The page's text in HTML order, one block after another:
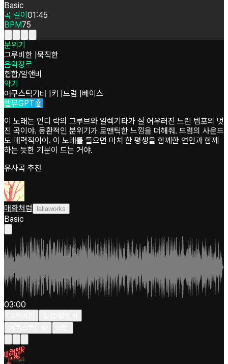
Basic
곡 길이 01:45
BPM75
분위기
그루비한 묵직한
음악장르
힙합/알앤비
악기
어쿠스틱기타 키 드럼
베이스
셀뮤GPT🤖
이 노래는 인디 락의 그루브와 일렉기타가 잘 어우러진 느린 템포의 멋
진 곡이야. 몽환적인 분위기가 로맨틱한 느낌을 더해줘. 드럼의 사운드
도 매력적이야. 이 노래를 들으면 마치 한 평생을 함께한 연인과 함께
하는 듯한 기분이 드는 거야.
유사곡 추천
매화처럼 lallaworks
Basic
03:00